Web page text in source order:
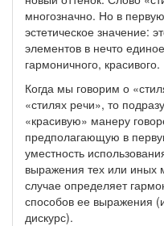
многозначно. Но в
эстетическое значение:
элементов в нечто
гармоничного, красивого.
Когда мы говорим о
«стилях речи», то
«красивую» манеру
предполагающую в
уместность
выражения тех или иных
случае определяет
способов ее выражения
дискурс).